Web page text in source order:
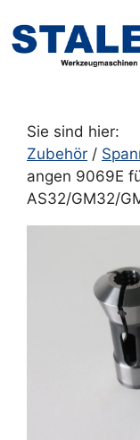
Inhalt
springen
Sie sind hier:
Zubehör /
angen 9069E
AS32/GM32/